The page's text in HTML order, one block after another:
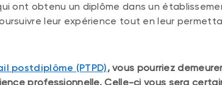
ont obtenu un diplôme dans un
leur expérience tout en leur
postdiplôme (PTPD), vous pourriez
professionnelle. Celle-ci vous sera